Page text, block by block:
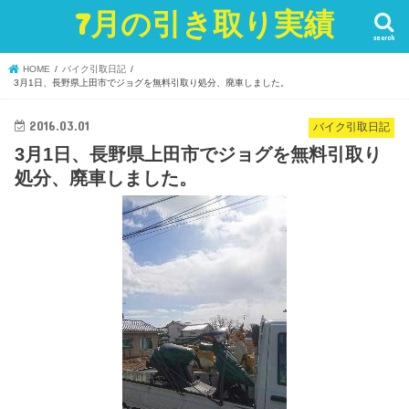
7月の引き取り実績 search
HOME
バイク引取日記
3月1日、長野県上田市でジョグを無料引取り処分、廃車しました。
バイク引取日記
2016.03.01
3月1日、長野県上田市でジョグを無料引取り
処分、廃車しました。